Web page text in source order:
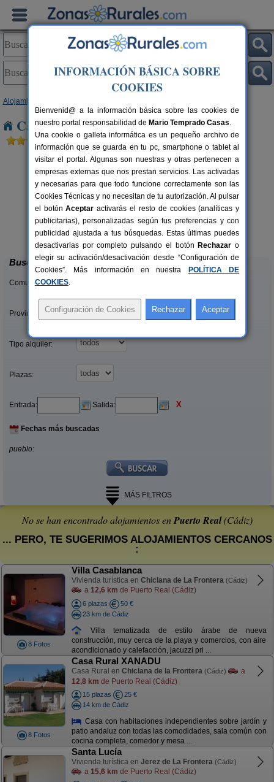
Alojamientos
Casas Rurales cerca de Puerto Real
22+5 pers.
desde90 €
Casas Villanueva
Conil de La Frontera (Cádiz)
Buscar
Comunidades:
Provincias/Islas:
Tipo alquiler:
Plazas:
Entrada: Salida: X
Fechas más buscadas
pueblo:
MÁS FILTROS
No se han encontrado alojamientos enPuerto Real(Cádiz)
... PERO, TE SUGERIMOS ALOJAMIENTOS CERCANOS
:
8 Fotos
Villa Casablanca
Vivienda turística en Chiclana de La Frontera (Cádiz)
a 12,6 km de Puerto Real (Cádiz)
6 plazas
50 €
23 km de Cádiz
Villa tematizada de estilo árabe de nueva
construcción, muy cerca de la playa y comercios, con aire
acondicionado y calefacción, jacuzzi pri ...
8 Fotos
Casa Rural XANADU
Casa Rural en Chiclana de la Frontera (Cádiz)
a
12,8 km de Puerto Real (Cádiz)
15 plazas
25 €
14 km de Cádiz
Casa con habitaciones independientes sobre jardín y
patio andaluz con todas las comodidades, sala común con
cocina completa, comedor y mesa ...
Santa Lucía
Vivienda turística en Jerez de La Frontera (Cádiz)
a 15,6 km de Puerto Real (Cádiz)
INFORMACIÓN BÁSICA SOBRE
COOKIES
Bienvenid@ a la información básica sobre las cookies de
nuestro portal responsabilidad de Mario Temprado Casas.
Una cookie o galleta informática es un pequeño archivo de
información que se guarda en tu pc, smartphone o tablet al
visitar el portal. Algunas son nuestras y otras pertenecen a
empresas externas que nos prestan servicios. Las activadas
y necesarias para que todo funcione correctamente son las
Cookies Técnicas y no necesitan de tu autorización. Al pulsar
el botónAceptar activarás el resto de cookies (analíticas y
publicitarias), personalizadas según tus preferencias y con
publicidad ajustada a tus búsquedas. Estas últimas puedes
desactivarlas por completo pulsando el botón Rechazar o
elegir su activación/desactivación desde “Configuración de
Cookies”. Más información en nuestra
POLÍTICA DE
COOKIES.